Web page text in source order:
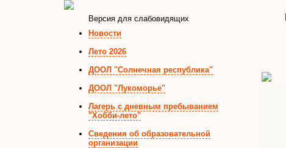
Версия для слабовидящих
Новости
Лето 2026
ДООЛ "Солнечная республика"
ДООЛ "Лукоморье"
Лагерь с дневным пребыванием
"Хобби-лето"
Сведения об образовательной
организации